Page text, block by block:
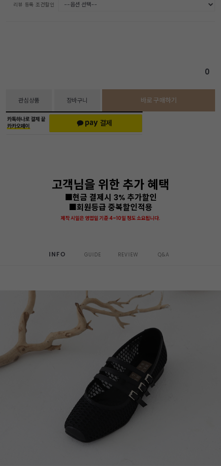
리뷰 등록 조건할인
0
관심상품 장바구니 바로 구매하기
고객님을 위한 추가 혜택
■현금 결제시 3% 추가할인
■회원등급 중복할인적용
제작 시일은 영업일 기준 4~10일 정도 소요됩니다.
INFO GUIDE REVIEW Q&A